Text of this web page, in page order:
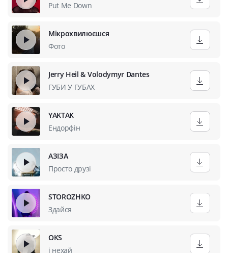
Put Me Down
Мікрохвилюєшся
Фото
Jerry Heil & Volodymyr Dantes
ГУБИ У ГУБАХ
YAKTAK
Ендорфін
АЗІЗА
Просто друзі
STOROZHKO
Здайся
OKS
і нехай